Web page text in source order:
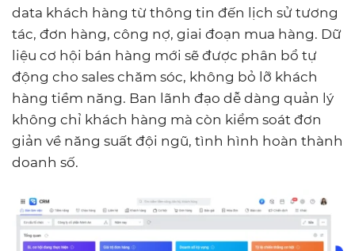
data khách hàng từ thông tin đến lịch sử tương
tác, đơn hàng, công nợ, giai đoạn mua hàng. Dữ
liệu cơ hội bán hàng mới sẽ được phân bổ tự
động cho sales chăm sóc, không bỏ lỡ khách
hàng tiềm năng. Ban lãnh đạo dễ dàng quản lý
không chỉ khách hàng mà còn kiểm soát đơn
giản về năng suất đội ngũ, tình hình hoàn thành
doanh số.